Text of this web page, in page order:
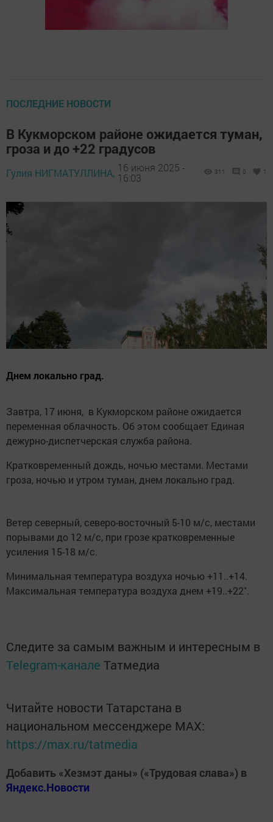
ПОСЛЕДНИЕ НОВОСТИ
В Кукморском районе ожидается туман,
гроза и до +22 градусов
Гулия НИГМАТУЛЛИНА, 16 июня 2025 -
16:03
311 0 1
Днем локально град.
Завтра, 17 июня, в Кукморском районе ожидается
переменная облачность. Об этом сообщает Единая
дежурно-диспетчерская служба района.
Кратковременный дождь, ночью местами. Местами
гроза, ночью и утром туман, днем локально град.
Ветер северный, северо-восточный 5-10 м/с, местами
порывами до 12 м/с, при грозе кратковременные
усиления 15-18 м/с.
Минимальная температура воздуха ночью +11..+14.
Максимальная температура воздуха днем +19..+22˚.
Следите за самым важным и интересным в
Telegram-канале Татмедиа
Читайте новости Татарстана в
национальном мессенджере MАХ:
https://max.ru/tatmedia
Добавить «Хезмэт даны» («Трудовая слава») в
Яндекс.Новости